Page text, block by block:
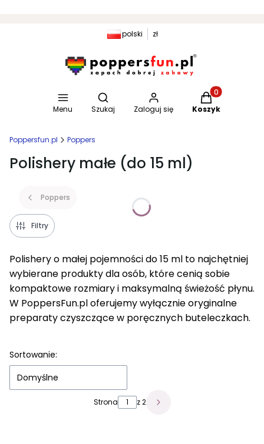
polski zł
Menu
Otwórz wyszukiwarkę
Szukaj Zaloguj się
Produkty w
Koszyk
Poppersfun.pl Poppers
Polishery małe (do 15 ml)
Poppers
Filtry
Polishery o małej pojemności do 15 ml to najchętniej
wybierane produkty dla osób, które cenią sobie
kompaktowe rozmiary i maksymalną świeżość płynu.
W PoppersFun.pl oferujemy wyłącznie oryginalne
preparaty czyszczące w poręcznych buteleczkach.
Sortowanie:
Domyślne
Strona z 2